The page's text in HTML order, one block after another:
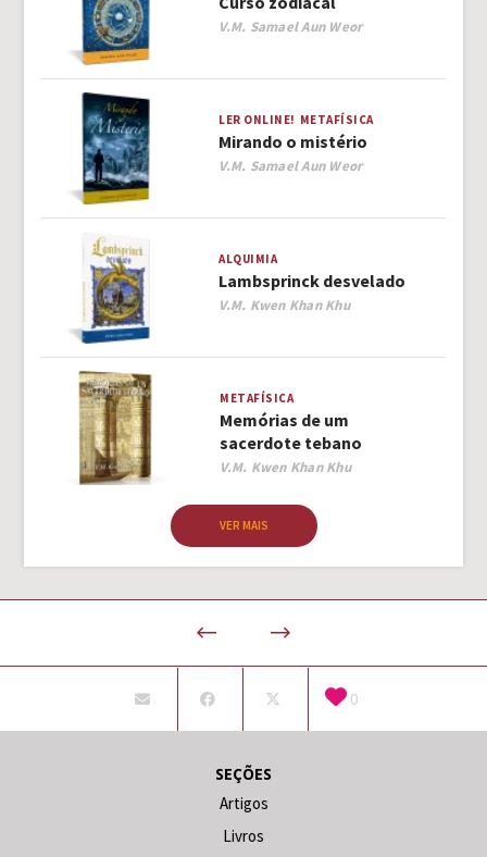
Author
V.M. Samael Aun Weor
LER ONLINE! METAFÍSICA
Mirando o mistério
Author
V.M. Samael Aun Weor
ALQUIMIA
Lambsprinck desvelado
Author
V.M. Kwen Khan Khu
METAFÍSICA
Memórias de um
sacerdote tebano
Author
V.M. Kwen Khan Khu
VER MAIS
0
SEÇÕES
Artigos
Livros